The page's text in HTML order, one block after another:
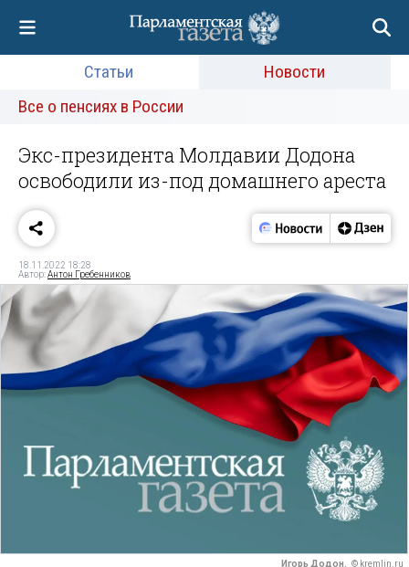
Статьи
Новости
Все о пенсиях в России
Экс-президента Молдавии Додона
освободили из-под домашнего ареста
18.11.2022 18:28
Автор:Антон Гребенников
Игорь Додон. © kremlin.ru